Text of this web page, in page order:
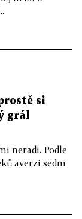
si
grál
neradi. Podle
averzi sedm